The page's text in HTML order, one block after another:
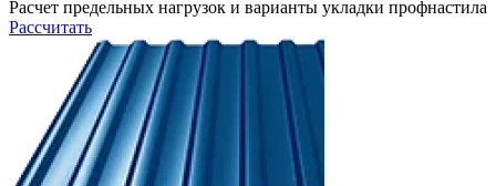
Расчет предельных нагрузок и варианты укладки профнастила
Рассчитать